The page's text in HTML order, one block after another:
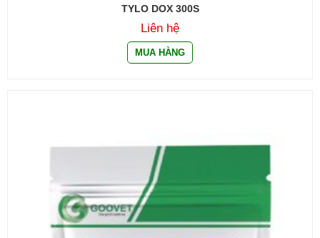
TYLO DOX 300S
Liên hệ